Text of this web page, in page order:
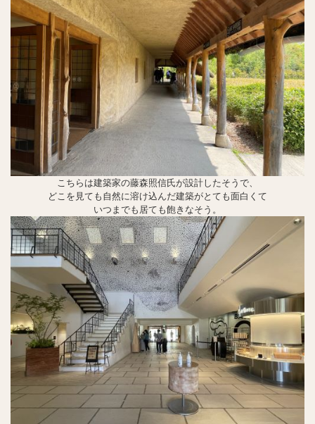
こちらは建築家の藤森照信氏が設計したそうで、
どこを見ても自然に溶け込んだ建築がとても面白くて
いつまでも居ても飽きなそう。